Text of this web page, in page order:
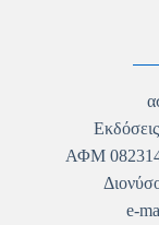
ΑΦΜ
e-